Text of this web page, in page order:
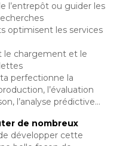
l’entrepôt ou guider les
optimisent les services
le chargement et le
perfectionne la
l’évaluation
l’analyse prédictive…
de nombreux
développer cette